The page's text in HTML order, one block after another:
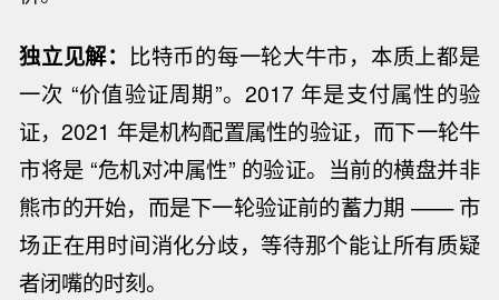
独立见解： 比特币的每一轮大牛市，本质上都是
一次 “价值验证周期”。2017 年是支付属性的验
证，2021 年是机构配置属性的验证，而下一轮牛
市将是 “危机对冲属性” 的验证。当前的横盘并非
熊市的开始，而是下一轮验证前的蓄力期 —— 市
场正在用时间消化分歧，等待那个能让所有质疑
者闭嘴的时刻。